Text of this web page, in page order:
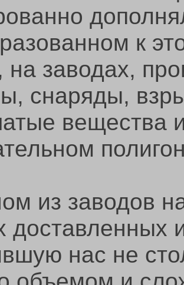
к
заводах,
снаряды,
вещества
из заводов
доставленных
нас не